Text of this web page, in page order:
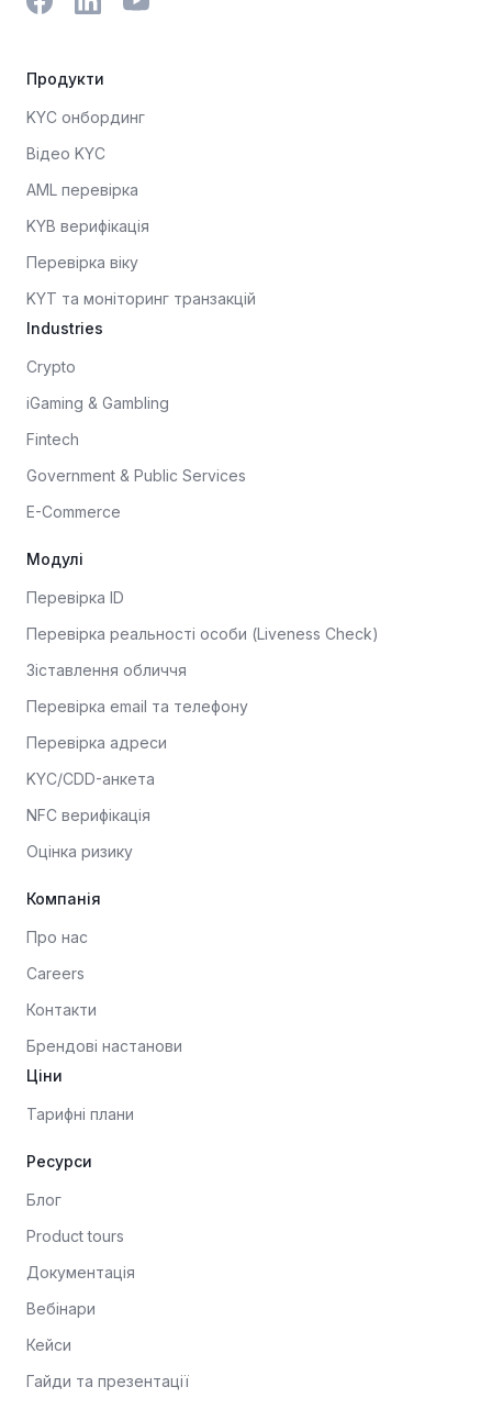
Продукти
KYC онбординг
Відео KYC
AML перевірка
KYB верифікація
Перевірка віку
KYT та моніторинг транзакцій
Industries
Crypto
iGaming & Gambling
Fintech
Government & Public Services
E-Commerce
Модулі
Перевірка ID
Перевірка реальності особи (Liveness Check)
Зіставлення обличчя
Перевірка email та телефону
Перевірка адреси
KYC/CDD-анкета
NFC верифікація
Оцінка ризику
Компанія
Про нас
Careers
Контакти
Брендові настанови
Ціни
Тарифні плани
Ресурси
Блог
Product tours
Документація
Вебінари
Кейси
Гайди та презентації